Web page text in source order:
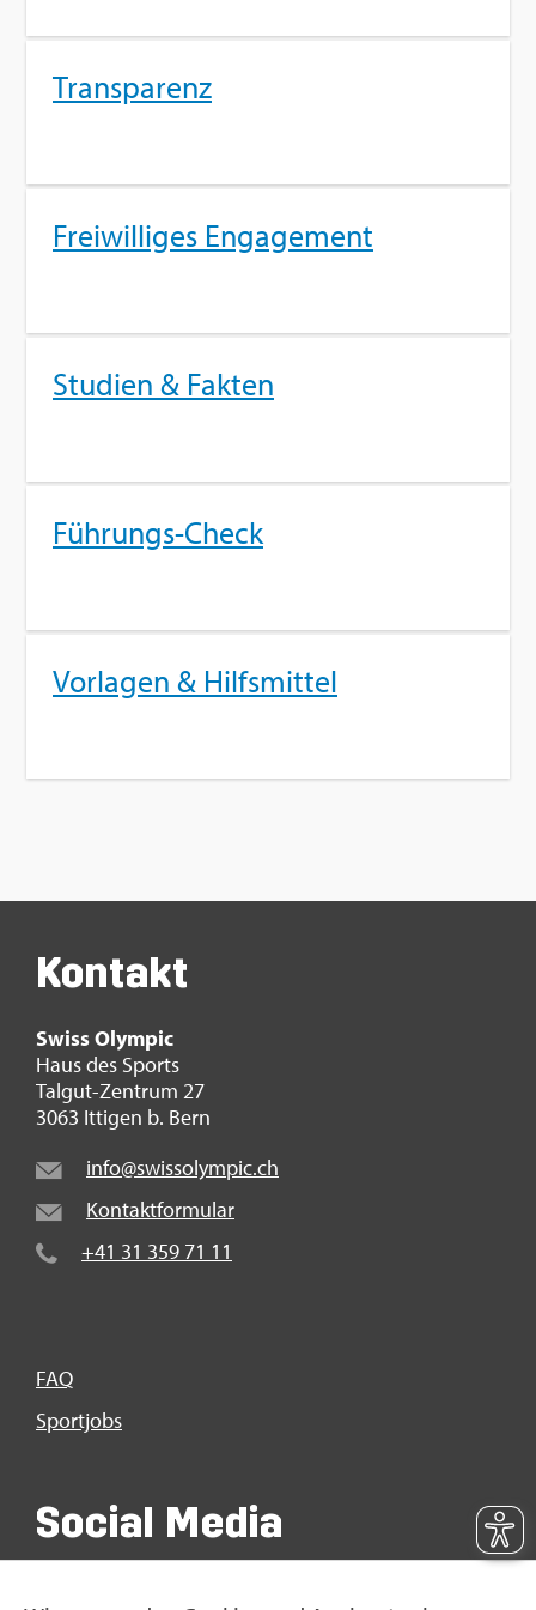
Trans­pa­renz
Frei­wil­li­ges En­ga­ge­ment
Stu­di­en & Fak­ten
Füh­rungs-Check
Vor­la­gen & Hilfs­mit­tel
Kon­takt
Swiss Olym­pic
Haus des Sports
Tal­gut-Zen­trum 27
3063 It­ti­gen b. Bern
info@​swi​ssol​ympi​c.​ch
Kon­takt­for­mu­lar
+41 31 359 71 11
FAQ
Sport­jobs
So­ci­al Media